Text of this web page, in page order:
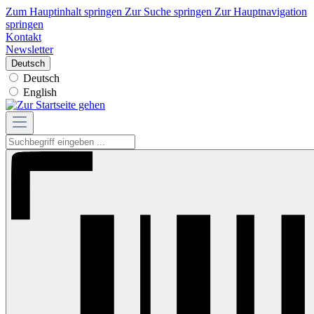
Zum Hauptinhalt springen Zur Suche springen Zur Hauptnavigation
springen
Kontakt
Newsletter
Deutsch
Deutsch
English